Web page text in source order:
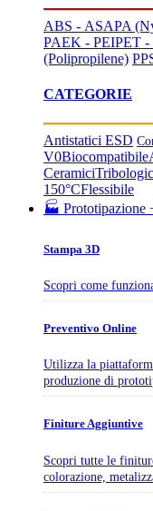
ABS - ASAPA
PAEK - PEIPET -
(Polipropilene)
CATEGORIE
Antistatici ESD
V0Biocompatibile
Ceramici
150°CFlessibile
🏭 Prototipazione
Stampa 3D
Scopri come
Preventivo Online
Utilizza la
produzione di
Finiture Aggiuntive
Scopri tutte le
colorazione,